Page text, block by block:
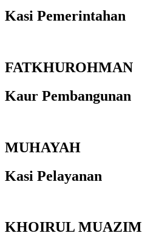
Kasi Pemerintahan
FATKHUROHMAN
Kaur Pembangunan
MUHAYAH
Kasi Pelayanan
KHOIRUL MUAZIM